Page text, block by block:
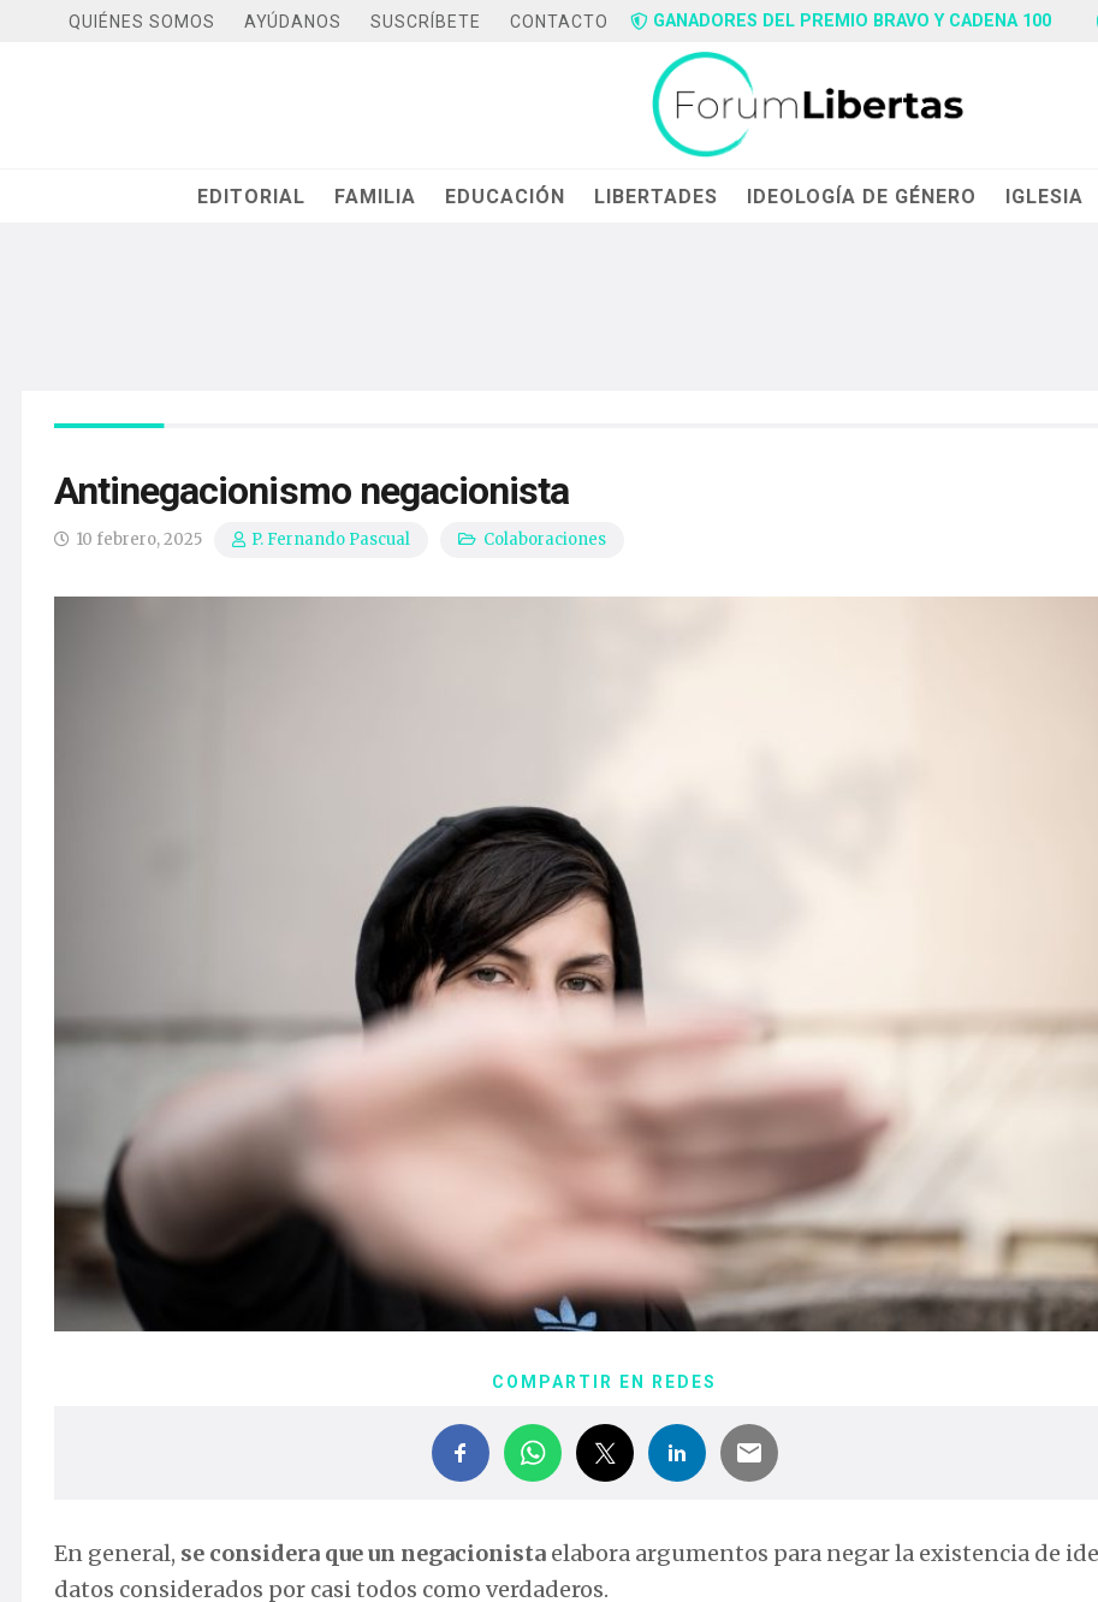
QUIÉNES SOMOS AYÚDANOS SUSCRÍBETE CONTACTO GANADORES DEL PREMIO BRAVO Y CADENA 100
EDITORIAL FAMILIA EDUCACIÓN LIBERTADES IDEOLOGÍA DE GÉNERO IGLESIA
Antinegacionismo negacionista
10 febrero, 2025 P. Fernando Pascual Colaboraciones
COMPARTIR EN REDES
En general, se considera que un negacionista elabora argumentos para negar la existencia de
datos considerados por casi todos como verdaderos.